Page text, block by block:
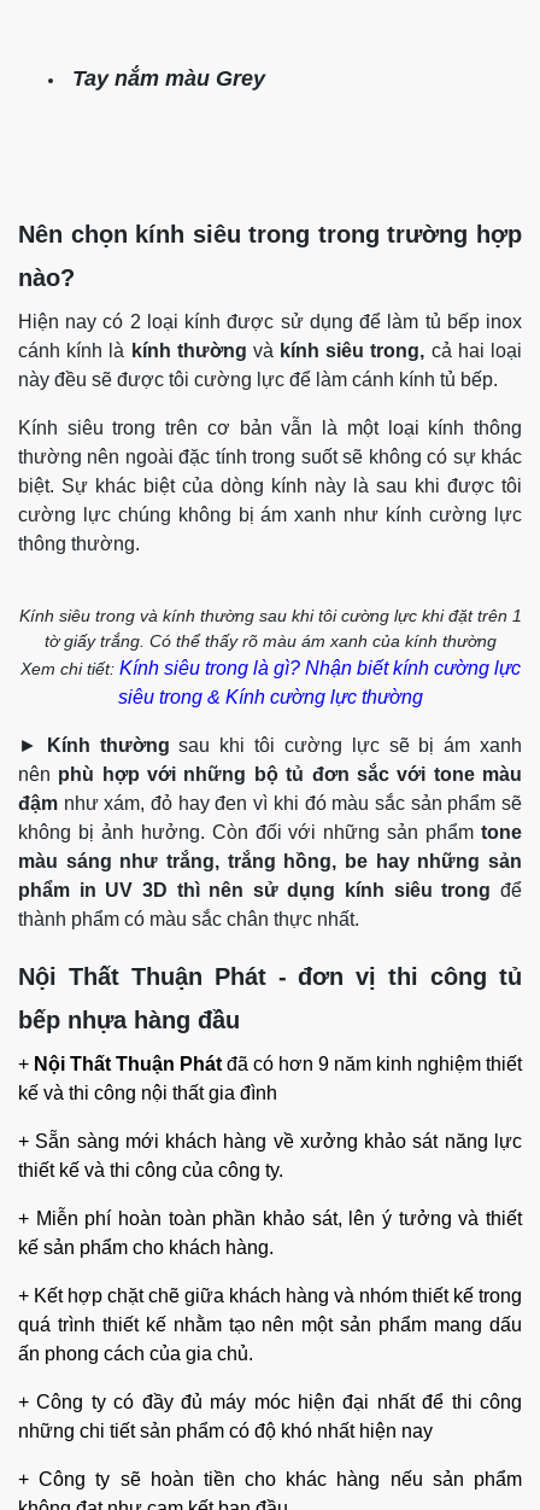
Tay nắm màu Grey
Nên chọn kính siêu trong trong trường hợp
Hiện nay có 2 loại kính được sử dụng để làm tủ bếp inox
cánh kính làkính thườngvàkính siêu trong,cả hai loại
này đều sẽ được tôi cường lực để làm cánh kính tủ bếp.
thường nên ngoài đặc tính trong suốt sẽ không có sự khác
biệt. Sự khác biệt của dòng kính này là sau khi được tôi
cường lực chúng không bị ám xanh như kính cường lực
thông thường.
Kính siêu trong và kính thường sau khi tôi cường lực khi đặt trên 1
Xem chi tiết: Kính siêu trong là gì? Nhận biết kính cường lực
nênphù hợp với những bộ tủ đơn sắc với tone màu
đậmnhư xám, đỏ hay đen vì khi đó màu sắc sản phẩm sẽ
không bị ảnh hưởng. Còn đối với những sản phẩmtone
màu sáng như trắng, trắng hồng, be hay những sản
thành phẩm có màu sắc chân thực nhất.
bếp nhựa hàng đầu
+Nội Thất Thuận Phátđã có hơn 9 năm kinh nghiệm thiết
kế và thi công nội thất gia đình
+ Sẵn sàng mới khách hàng về xưởng khảo sát năng lực
thiết kế và thi công của công ty.